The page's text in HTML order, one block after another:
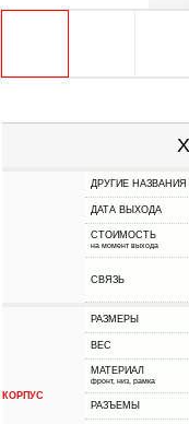
ДРУГИЕ НАЗВАНИЯ
ДАТА ВЫХОДА
СТОИМОСТЬ
на момент выхода
СВЯЗЬ
КОРПУС
РАЗМЕРЫ
ВЕС
МАТЕРИАЛ
фронт, низ, рамка
РАЗЪЕМЫ